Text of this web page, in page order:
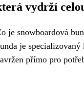
vydrží
je snowboardová
je
přímo pro